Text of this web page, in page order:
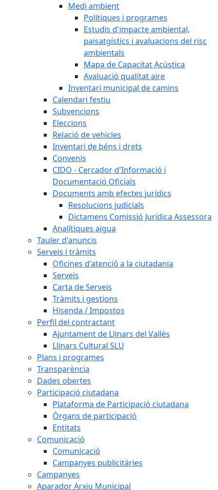
Medi ambient
Polítiques i programes
Estudis d'impacte ambiental,
paisatgístics i avaluacions del risc
ambientals
Mapa de Capacitat Acústica
Avaluació qualitat aire
Inventari municipal de camins
Calendari festiu
Subvencions
Eleccions
Relació de vehicles
Inventari de béns i drets
Convenis
CIDO - Cercador d'Informació i
Documentació Oficials
Documents amb efectes jurídics
Resolucions judicials
Dictamens Comissió Jurídica Assessora
Analítiques aigua
Tauler d'anuncis
Serveis i tràmits
Oficines d'atenció a la ciutadania
Serveis
Carta de Serveis
Tràmits i gestions
Hisenda / Impostos
Perfil del contractant
Ajuntament de Llinars del Vallès
Llinars Cultural SLU
Plans i programes
Transparència
Dades obertes
Participació ciutadana
Plataforma de Participació ciutadana
Òrgans de participació
Entitats
Comunicació
Comunicació
Campanyes publicitàries
Campanyes
Aparador Arxiu Municipal